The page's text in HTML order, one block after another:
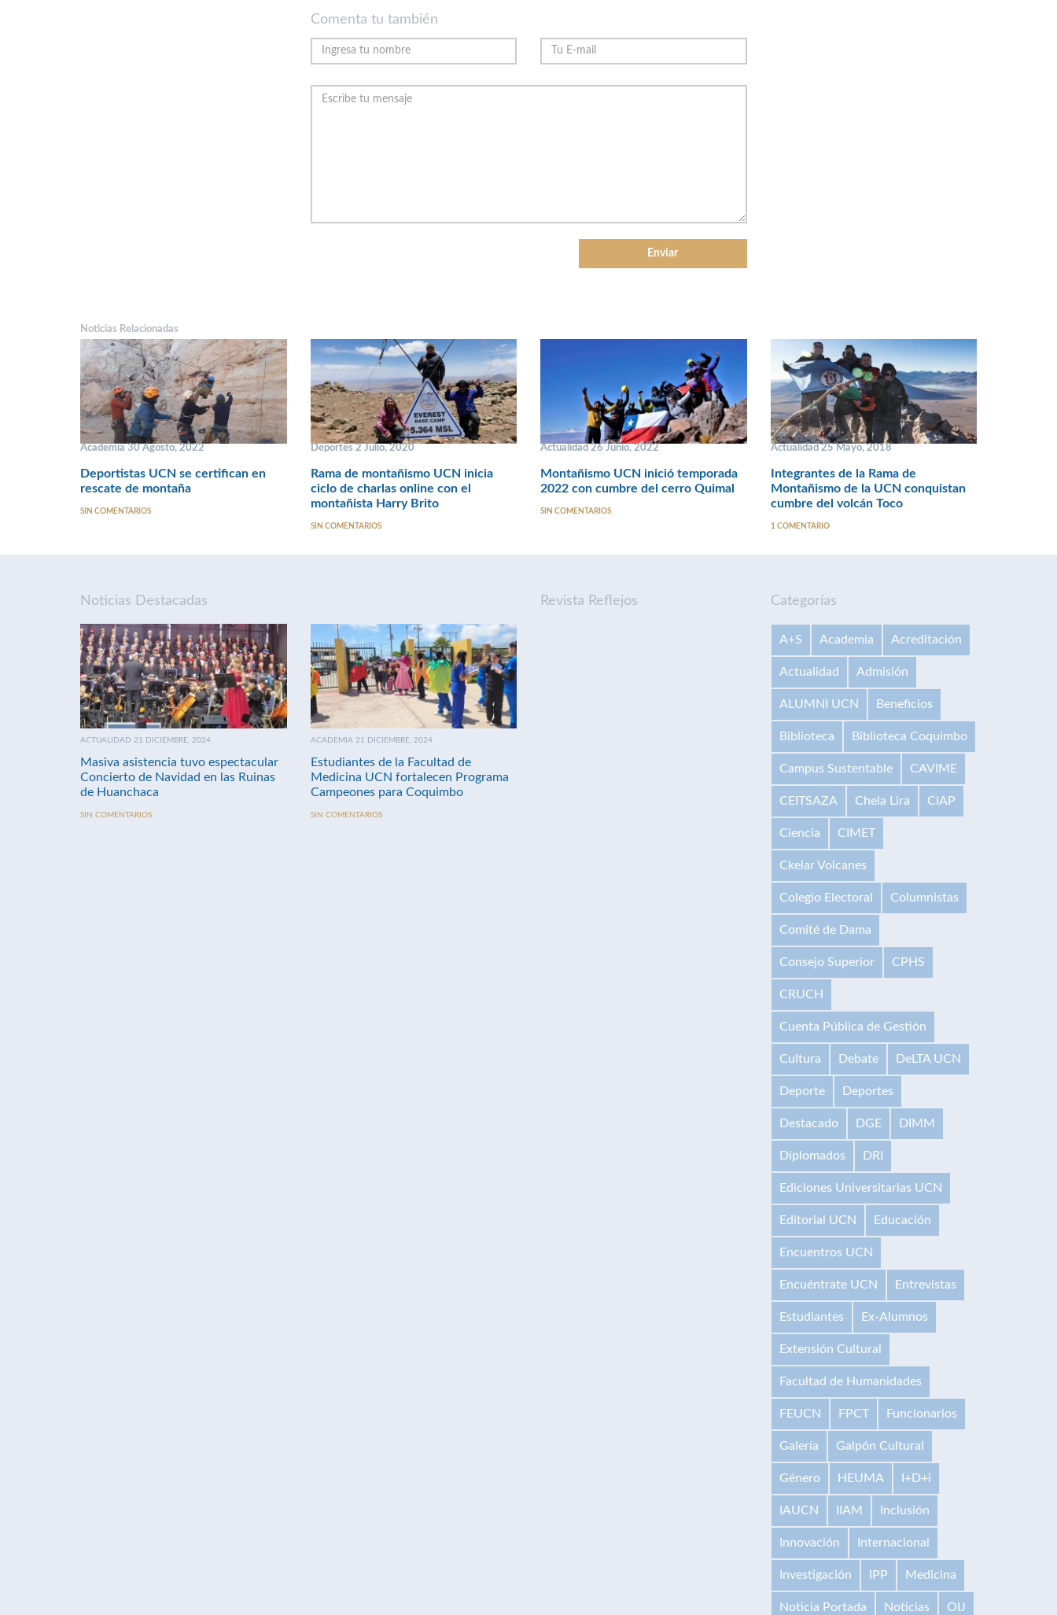
Comenta tu también
Noticias Relacionadas
Academia 30 Agosto, 2022
Deportistas UCN se certifican en
rescate de montaña
SIN COMENTARIOS
Deportes 2 Julio, 2020
Rama de montañismo UCN inicia
ciclo de charlas online con el
montañista Harry Brito
SIN COMENTARIOS
Actualidad 26 Junio, 2022
Montañismo UCN inició temporada
2022 con cumbre del cerro Quimal
SIN COMENTARIOS
Actualidad 25 Mayo, 2018
Integrantes de la Rama de
Montañismo de la UCN conquistan
cumbre del volcán Toco
1 COMENTARIO
Noticias Destacadas
ACTUALIDAD 21 DICIEMBRE, 2024
Masiva asistencia tuvo espectacular
Concierto de Navidad en las Ruinas
de Huanchaca
SIN COMENTARIOS
ACADEMIA 21 DICIEMBRE, 2024
Estudiantes de la Facultad de
Medicina UCN fortalecen Programa
Campeones para Coquimbo
SIN COMENTARIOS
Revista Reflejos Categorías
A+S Academia Acreditación
Actualidad Admisión
ALUMNI UCN Beneficios
Biblioteca Biblioteca Coquimbo
Campus Sustentable CAVIME
CEITSAZA Chela Lira CIAP
Ciencia CIMET
Ckelar Volcanes
Colegio Electoral Columnistas
Comité de Dama
Consejo Superior CPHS
CRUCH
Cuenta Pública de Gestión
Cultura Debate DeLTA UCN
Deporte Deportes
Destacado DGE DIMM
Diplomados DRI
Ediciones Universitarias UCN
Editorial UCN Educación
Encuentros UCN
Encuéntrate UCN Entrevistas
Estudiantes Ex-Alumnos
Extensión Cultural
Facultad de Humanidades
FEUCN FPCT Funcionarios
Galería Galpón Cultural
Género HEUMA I+D+i
IAUCN IIAM Inclusión
Innovación Internacional
Investigación IPP Medicina
Noticia Portada Noticias OIJ